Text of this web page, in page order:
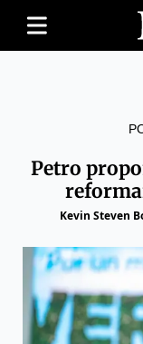
Petro
Kevin Steven